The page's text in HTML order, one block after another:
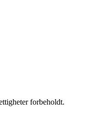
forbeholdt.